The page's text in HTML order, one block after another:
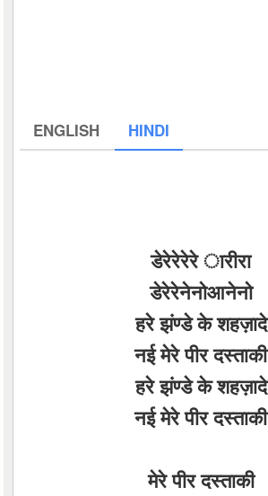
ENGLISH HINDI
डेरेरेरेरे ारीरा
डेरेरेनेनोआनेनो
हरे झंण्डे के शहज़ादे
नई मेरे पीर दस्ताकी
हरे झंण्डे के शहज़ादे
नई मेरे पीर दस्ताकी
मेरे पीर दस्ताकी